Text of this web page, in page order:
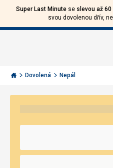
Jít
Invia.cz
226
000
Dovolená Nepál
Super Last Minutese slevou až 60
svou dovolenou dřív,